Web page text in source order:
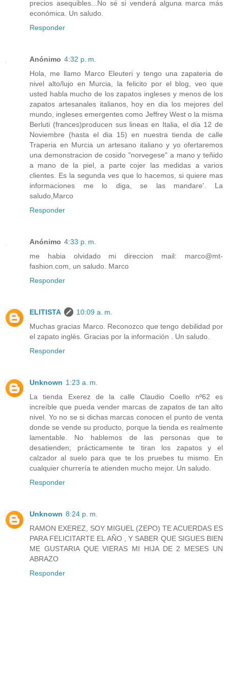
precios asequibles...No sé si venderá alguna marca más
económica. Un saludo.
Responder
Anónimo 4:32 p. m.
Hola, me llamo Marco Eleuteri y tengo una zapateria de
nivel alto/lujo en Murcia, la felicito por el blog, veo que
usted habla mucho de los zapatos ingleses y menos de los
zapatos artesanales italianos, hoy en dia los mejores del
mundo, ingleses emergentes como Jeffrey West o la misma
Berluti (frances)producen sus lineas en Italia, el dia 12 de
Noviembre (hasta el dia 15) en nuestra tienda de calle
Traperia en Murcia un artesano italiano y yo ofertaremos
una demonstracion de cosido "norvegese" a mano y teñido
a mano de la piel, a parte cojer las medidas a varios
clientes. Es la segunda ves que lo hacemos, si quiere mas
informaciones me lo diga, se las mandare'. La
saludo,Marco
Responder
Anónimo 4:33 p. m.
me habia olvidado mi direccion mail: marco@mt-
fashion.com, un saludo. Marco
Responder
ELITISTA
10:09 a. m.
Muchas gracias Marco. Reconozco que tengo debilidad por
el zapato inglés. Gracias por la información . Un saludo.
Responder
Unknown 1:23 a. m.
La tienda Exerez de la calle Claudio Coello nº62 es
increíble que pueda vender marcas de zapatos de tan alto
nivel. Yo no se si dichas marcas conocen el punto de venta
donde se vende su producto, porque la tienda es realmente
lamentable. No hablemos de las personas que te
desatienden; prácticamente te tiran los zapatos y el
calzador al suelo para que te los pruebes tu mismo. En
cualquier churrería te atienden mucho mejor. Un saludo.
Responder
Unknown 8:24 p. m.
RAMON EXEREZ, SOY MIGUEL (ZEPO) TE ACUERDAS ES
PARA FELICITARTE EL AÑO , Y SABER QUE SIGUES BIEN
ME GUSTARIA QUE VIERAS MI HIJA DE 2 MESES UN
ABRAZO
Responder